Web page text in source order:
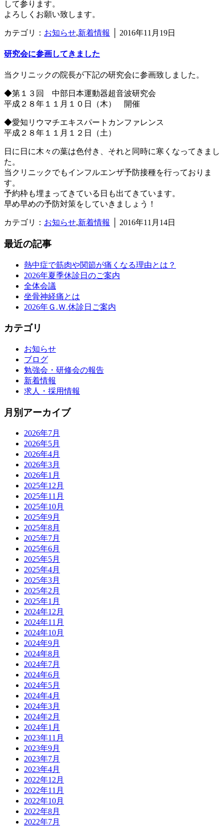
して参ります。
よろしくお願い致します。
カテゴリ： お知らせ,新着情報 2016年11月19日
研究会に参画してきました
当クリニックの院長が下記の研究会に参画致しました。
◆第１３回 中部日本運動器超音波研究会
平成２８年１１月１０日（木） 開催
◆愛知リウマチエキスパートカンファレンス
平成２８年１１月１２日（土）
日に日に木々の葉は色付き、それと同時に寒くなってきまし
た。
当クリニックでもインフルエンザ予防接種を行っておりま
す。
予約枠も埋まってきている日も出てきています。
早め早めの予防対策をしていきましょう！
カテゴリ： お知らせ,新着情報 2016年11月14日
最近の記事
熱中症で筋肉や関節が痛くなる理由とは？
2026年夏季休診日のご案内
全体会議
坐骨神経痛とは
2026年Ｇ.Ｗ.休診日ご案内
カテゴリ
お知らせ
ブログ
勉強会・研修会の報告
新着情報
求人・採用情報
月別アーカイブ
2026年7月
2026年5月
2026年4月
2026年3月
2026年1月
2025年12月
2025年11月
2025年10月
2025年9月
2025年8月
2025年7月
2025年6月
2025年5月
2025年4月
2025年3月
2025年2月
2025年1月
2024年12月
2024年11月
2024年10月
2024年9月
2024年8月
2024年7月
2024年6月
2024年5月
2024年4月
2024年3月
2024年2月
2024年1月
2023年11月
2023年9月
2023年7月
2023年4月
2022年12月
2022年11月
2022年10月
2022年8月
2022年7月